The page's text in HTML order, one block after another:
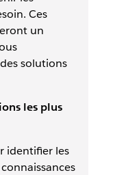
Ces
un
solutions
les plus
identifier les